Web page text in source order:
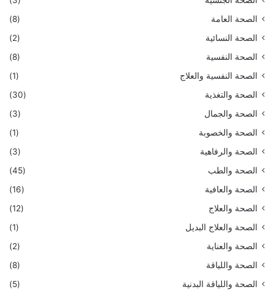
الصحة العامة
(8)
الصحة النسائية
(2)
الصحة النفسية
(8)
الصحة النفسية والعلاج
(1)
الصحة والتغذية
(30)
الصحة والجمال
(3)
الصحة والخصوبة
(1)
الصحة والرفاهية
(3)
الصحة والطب
(45)
الصحة والعافية
(16)
الصحة والعلاج
(12)
الصحة والعلاج البديل
(1)
الصحة والعناية
(2)
الصحة واللياقة
(8)
الصحة واللياقة البدنية
(5)